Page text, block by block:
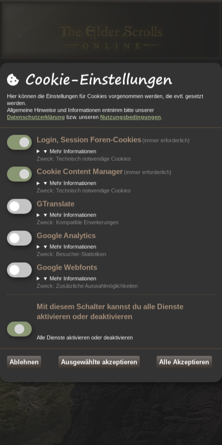
O
R
T
L
O
R
E
N
A
L
E
E
M
Anmelden Registrieren
Portal Foren
Alle Cookies löschen
Bist du dir sicher, dass du alle Cookies des Boards löschen möchtest?
Portal Foren
Powered by phpBB
Style von
- Aktualisieren von MrGaby, Deutsche Übersetzung durch
Modifikationen von ©2026
Rechteinhaber. Alle Rechte vorbehalten.
Datenschutz
Cookie-Einstellungen
Hier können die Einstellungen für Cookies vorgenommen werden, die evtl. gesetzt
werden.
Allgemeine Hinweise und Informationen entnimm bitte unserer
Datenschutzerklärung bzw. unseren Nutzungsbedingungen
Login, Session Foren-Cookies(immer erforderlich)
▼ Mehr Informationen
Zweck: Technisch notwendige Cookies
Cookie Content Manager(immer erforderlich)
▼ Mehr Informationen
Zweck: Technisch notwendige Cookies
GTranslate
▼ Mehr Informationen
Zweck: Kompatible Erweiterungen
Google Analytics
▼ Mehr Informationen
Zweck: Besucher-Statistiken
Google Webfonts
▼ Mehr Informationen
Zweck: Zusätzliche Auswahlmöglichkeiten
Mit diesem Schalter kannst du alle Dienste
aktivieren oder deaktivieren
Alle Dienste aktivieren oder deaktivieren
Ablehnen Ausgewählte akzeptieren Alle Akzeptieren